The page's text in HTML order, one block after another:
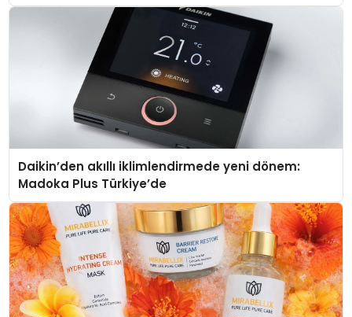
Daikin’den akıllı iklimlendirmede yeni dönem:
Madoka Plus Türkiye’de